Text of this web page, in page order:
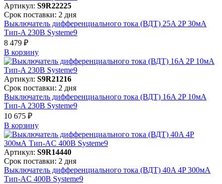
Артикул: S9R22225
Срок поставки: 2 дня
Выключатель дифференциального тока (ВДТ) 25A 2P 30мА
Тип-A 230В Systeme9
8 479 ₽
В корзинy
Артикул: S9R21216
Срок поставки: 2 дня
Выключатель дифференциального тока (ВДТ) 16A 2P 10мА
Тип-A 230В Systeme9
10 675 ₽
В корзинy
Артикул: S9R14440
Срок поставки: 2 дня
Выключатель дифференциального тока (ВДТ) 40A 4P 300мА
Тип-AC 400В Systeme9